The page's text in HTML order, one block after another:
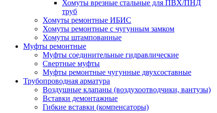
Хомуты врезные стальные для ПВХ/ПНД
труб
Хомуты ремонтные ИБИС
Хомуты ремонтные с чугунным замком
Хомуты штампованные
Муфты ремонтные
Муфты соединительные гидравлические
Свертные муфты
Муфты ремонтные чугунные двухсоставные
Трубопроводная арматура
Воздушные клапаны (воздухоотводчики, вантузы)
Вставки демонтажные
Гибкие вставки (компенсаторы)